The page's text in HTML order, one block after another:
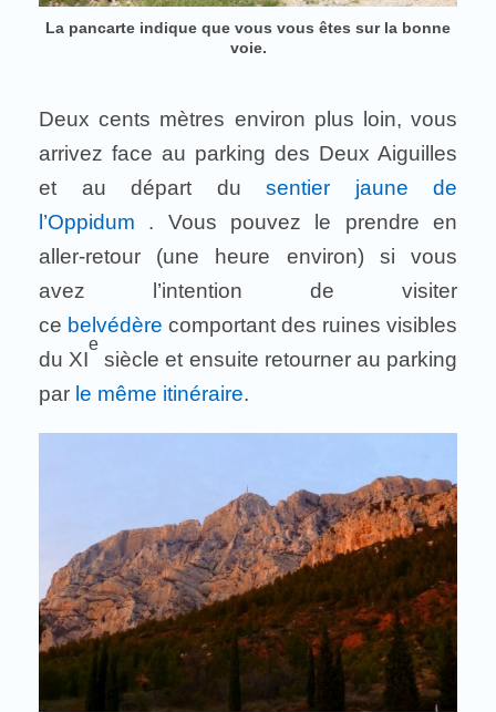
La pancarte indique que vous vous êtes sur la bonne
voie.
Deux cents mètres environ plus loin, vous
arrivez face au parking des Deux Aiguilles
et au départ du sentier jaune de
l’Oppidum . Vous pouvez le prendre en
aller-retour (une heure environ) si vous
avez l’intention de visiter
ce belvédère comportant des ruines visibles
du XI
e
siècle et ensuite retourner au parking
par le même itinéraire.